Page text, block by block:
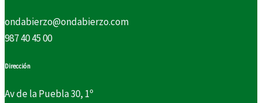
ondabierzo@ondabierzo.com
987 40 45 00
Dirección
Av de la Puebla 30, 1º